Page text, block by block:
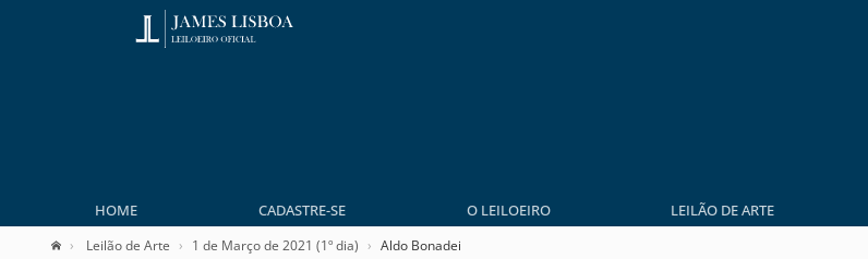
HOME CADASTRE-SE O LEILOEIRO LEILÃO DE ARTE
Leilão de Arte 1 de Março de 2021 (1º dia) Aldo Bonadei